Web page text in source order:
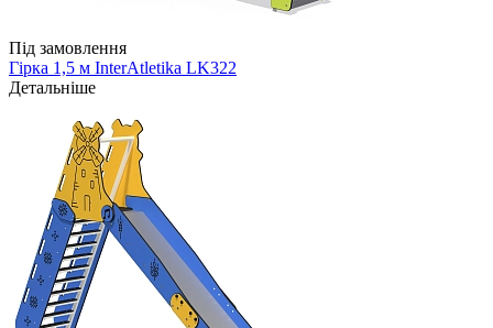
Під замовлення
Гірка 1,5 м InterAtletika LK322
Детальніше